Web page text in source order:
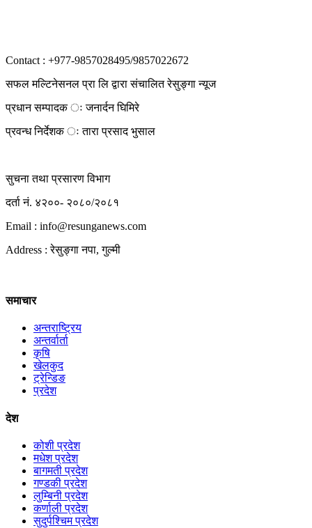
Contact : +977-9857028495/9857022672
सफल मल्टिनेसनल प्रा लि द्वारा संचालित रेसुङ्गा न्यूज
प्रधान सम्पादक ः जनार्दन घिमिरे
प्रवन्ध निर्देशक ः तारा प्रसाद भुसाल
सुचना तथा प्रसारण विभाग
दर्ता नं. ४२००- २०८०/२०८१
Email : info@resunganews.com
Address : रेसुङ्गा नपा, गुल्मी
समाचार
अन्तराष्ट्रिय
अन्तर्वार्ता
कृषि
खेलकुद
ट्रेन्डिङ
प्रदेश
देश
कोशी प्रदेश
मधेश प्रदेश
बागमती प्रदेश
गण्डकी प्रदेश
लुम्बिनी प्रदेश
कर्णाली प्रदेश
सुदुर्पश्चिम प्रदेश